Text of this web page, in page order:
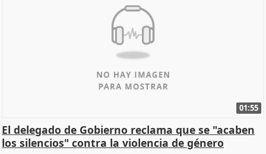
01:55
El delegado de Gobierno reclama que se "acaben
los silencios" contra la violencia de género